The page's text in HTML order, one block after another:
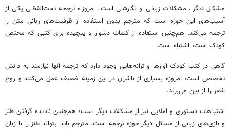
مشکل دیگر، مشکلات زبانی و نگارشی است. امروزه ترجمه تحت‌الفظی یکی از
آسیب‌های این حوزه است که مترجم بدون استفاده از ظرفیت‌های زبانی متن را
ترجمه می‌کند. هم‌چنین استفاده از کلمات دشوار و پیچیده برای کتبی که مختص
کودک است، اشتباه است.
گاهی در کتب کودک آوازها و ترانه‌هایی وجود دارد که ترجمه آنها نیازمند به دانش
تخصصی است، امروزه بسیاری از ناشران در این زمینه ضعیف عمل می‌کنند و روح
شعر را از بین می‌برند.
اشتباهات دستوری و املایی نیز از مشکلات دیگر است؛ هم‌چنین نادیده گرفتن طنز
و بازی‌های زبانی از مسائل دیگر حوزه ترجمه است. مترجم باید بتواند طنز را با زبان